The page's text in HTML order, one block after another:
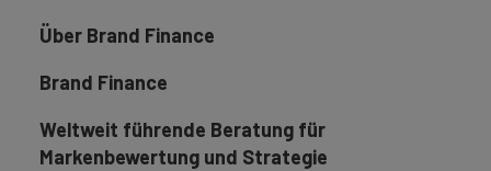
Über Brand Finance
Brand Finance
Weltweit führende Beratung für
Markenbewertung und Strategie